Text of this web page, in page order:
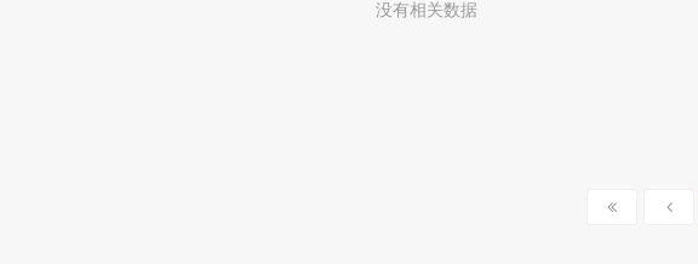
没有相关数据